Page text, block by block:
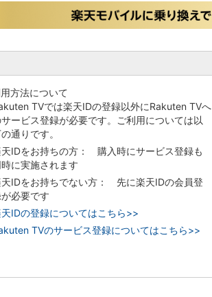
方法について
TVでは楽天IDの登録以外にRakuten TVへ
ービス登録が必要です。ご利用については以
通りです。
IDをお持ちの方： 購入時にサービス登録も
時に実施されます
IDをお持ちでない方： 先に楽天IDの会員登
必要です
IDの登録についてはこちら>>
TVのサービス登録についてはこちら>>